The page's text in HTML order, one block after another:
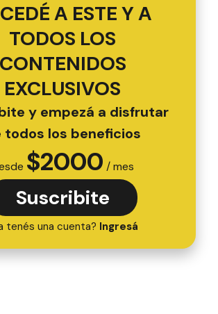
A ESTE Y A
TODOS LOS
CONTENIDOS
EXCLUSIVOS
y empezá a disfrutar
todos los beneficios
$2000 / mes
Suscribite
tenés una cuenta? Ingresá